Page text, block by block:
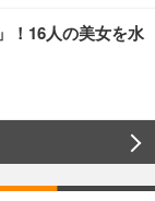
！16人の美女を水